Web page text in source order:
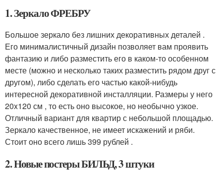
1. Зеркало ФРЕБРУ
Большое зеркало без лишних декоративных деталей .
Его минималистичный дизайн позволяет вам проявить
фантазию и либо разместить его в каком-то особенном
месте (можно и несколько таких разместить рядом друг с
другом), либо сделать его частью какой-нибудь
интересной декоративной инсталляции. Размеры у него
20x120 см , то есть оно высокое, но необычно узкое.
Отличный вариант для квартир с небольшой площадью.
Зеркало качественное, не имеет искажений и ряби.
Стоит оно всего лишь 399 рублей .
2. Новые постеры БИЛЬД, 3 штуки